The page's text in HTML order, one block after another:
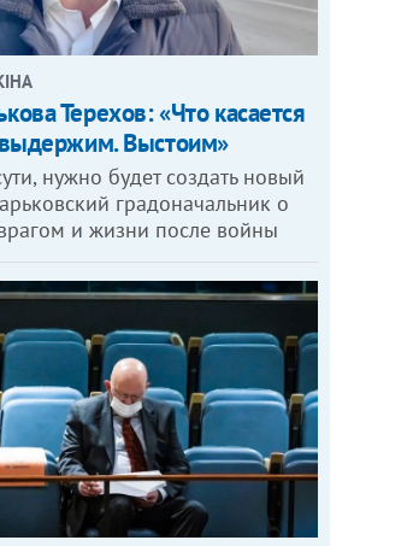
Терехов: «Что касается
Выстоим»
нужно будет создать новый
градоначальник о
и жизни после войны